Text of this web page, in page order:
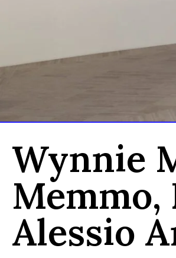
Wynnie
Alessio